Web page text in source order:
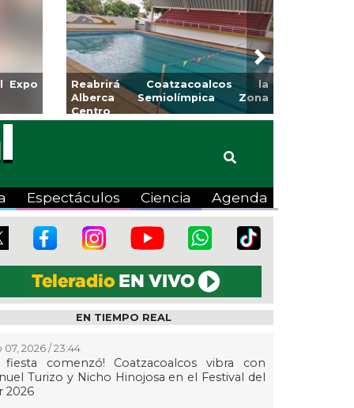
Expo
Reabrirá Coatzacoalcos la
Alberca Semiolímpica Zona
Centro
Next
Espectáculos Ciencia Agenda
EN TIEMPO REAL
07, 2026 / 23:44
fiesta comenzó! Coatzacoalcos vibra con
Turizo y Nicho Hinojosa en el Festival del
2026